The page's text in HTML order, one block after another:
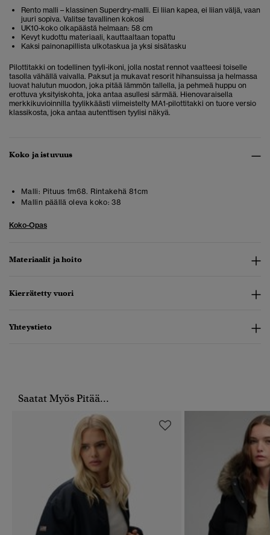
Rento malli – klassinen Superdry-malli. Ei liian kapea, ei liian väljä, vaan
juuri sopiva. Valitse tavallinen kokosi
UK10-koko olkapäästä helmaan: 58 cm
Kevyt kudottu materiaali, kauttaaltaan topattu
Kaksi painonapillista ulkotaskua ja yksi sisätasku
Pilottitakki on todellinen tyyli-ikoni, jolla nostat rennot vaatteesi toiselle
tasolla vähällä vaivalla. Paksut ja mukavat resorit hihansuissa ja helmassa
luovat halutun muodon, joka pitää lämmön tallella, ja pehmeä huppu on
erottuva yksityiskohta, joka antaa asullesi särmää. Hienovaraisella
merkkikuvioinnilla tyylikkäästi viimeistelty MA1-pilottitakki on tuore versio
klassikosta, joka antaa autenttisen tyylisi näkyä.
Koko ja istuvuus
Malli: Pituus 1m68. Rintakehä 81cm
Mallin päällä oleva koko: 38
Koko-Opas
Materiaalit ja hoito
Kierrätetty vuori
Yhteystieto
Saatat Myös Pitää...